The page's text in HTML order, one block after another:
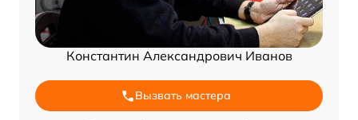
Константин Александрович Иванов
Вызвать мастера